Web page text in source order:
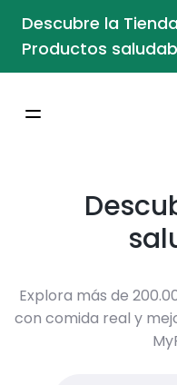
Descubre la
Productos
Explora más de
con comida real y